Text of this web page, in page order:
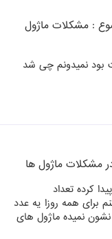
: مشکلات ماژول
بود نمیدونم چی شد
مشکلات ماژول ها
کرده تعداد
برای همه روزا یه عدد
نشون نمیده ماژول های